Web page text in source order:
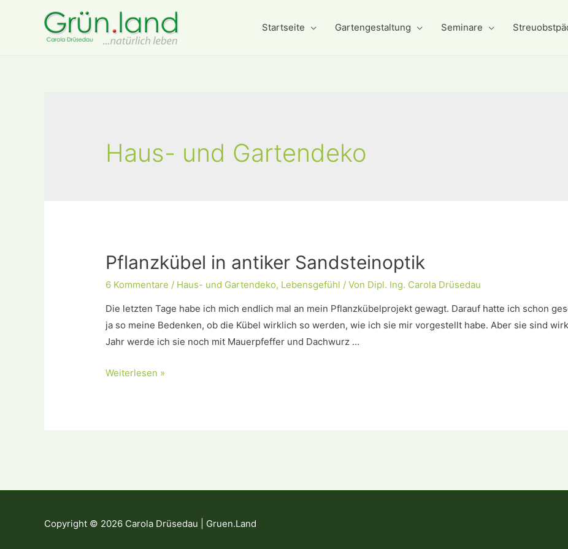
Startseite Gartengestaltung Seminare
Haus- und Gartendeko
Pflanzkübel in antiker Sandsteinoptik
6 Kommentare / Haus- und Gartendeko, Lebensgefühl / Von Dipl. Ing. Carola Drüsedau
Die letzten Tage habe ich mich endlich mal an mein Pflanzkübelprojekt gewagt. Darauf hatte ich schon
ja so meine Bedenken, ob die Kübel wirklich so werden, wie ich sie mir vorgestellt habe. Aber sie sind
Jahr werde ich sie noch mit Mauerpfeffer und Dachwurz …
Pflanzkübel
Weiterlesen »
Copyright © 2026 Carola Drüsedau | Gruen.Land